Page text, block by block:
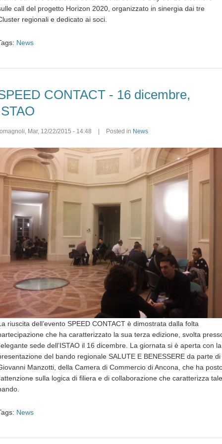
call del progetto Horizon 2020, organizzato in sinergia dai tre
regionali e dedicato ai soci.
News
CONTACT - 16 dicembre,
, Mar, 12/22/2015 - 14:48 Posted in News
riuscita dell’evento SPEED CONTACT è dimostrata dalla folta
che ha caratterizzato la sua terza edizione, svolta
sede dell’ISTAO il 16 dicembre. La giornata si è aperta con la
del bando regionale SALUTE E BENESSERE da parte di
Manzotti, della Camera di Commercio di Ancona, che ha
sulla logica di filiera e di collaborazione che caratterizza tale
News